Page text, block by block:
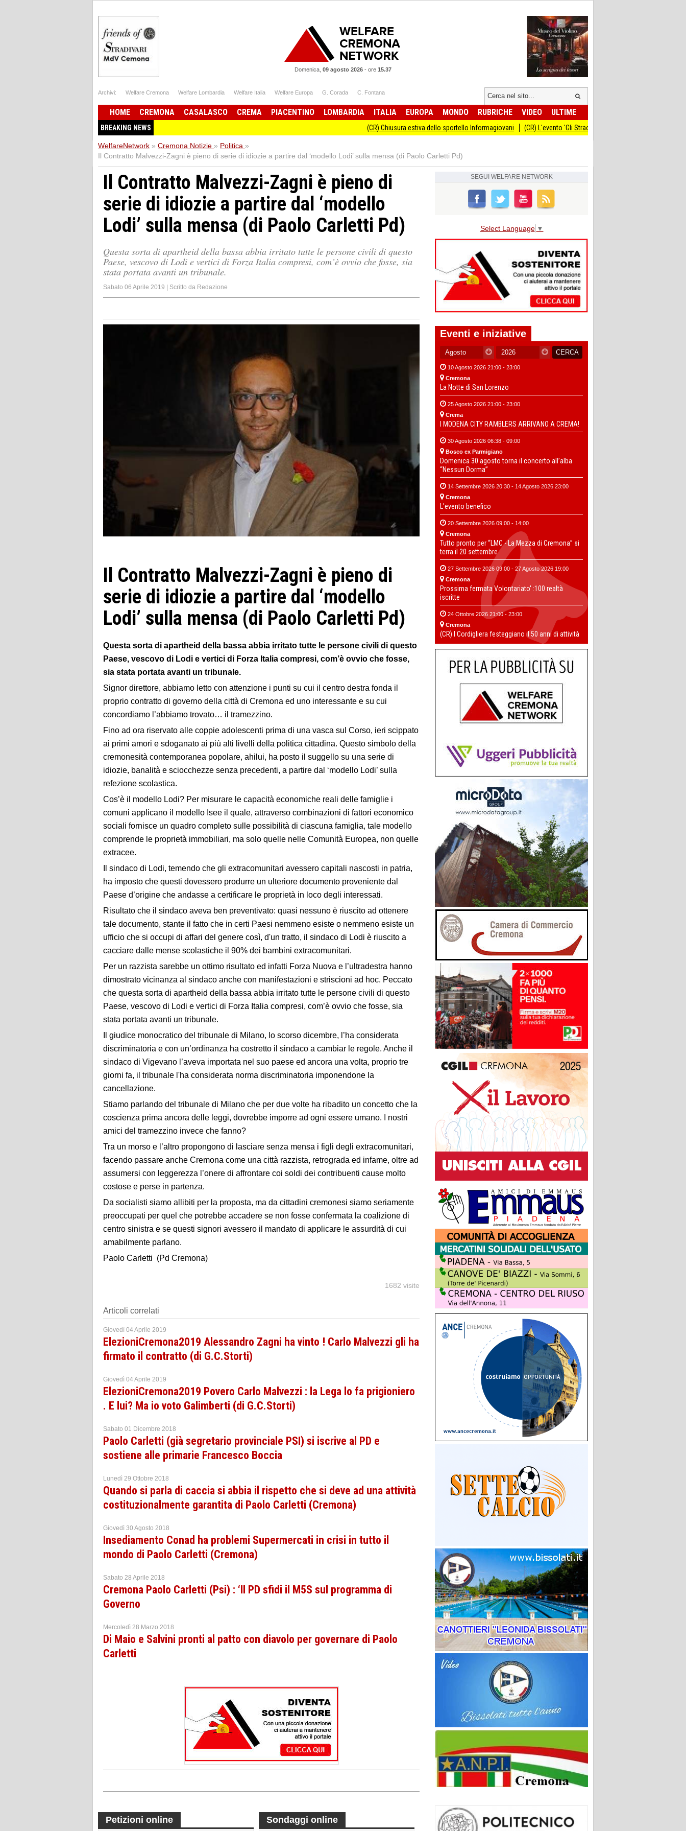
Domenica, 09 agosto 2026 - ore 15.37
Archivi: Welfare Cremona Welfare Lombardia Welfare Italia Welfare Europa G. Corada C. Fontana
HOME CREMONA CASALASCO CREMA PIACENTINO LOMBARDIA ITALIA EUROPA MONDO RUBRICHE VIDEO ULTIME
BREAKING NEWS (CR) Chiusura estiva dello sportello Informagiovani (CR) L'evento 'Gli Straordinari' con Carlo Cracco anticipato al 14
WelfareNetwork » Cremona Notizie » Politica »
Il Contratto Malvezzi-Zagni è pieno di serie di idiozie a partire dal ‘modello Lodi’ sulla mensa (di Paolo Carletti Pd)
Il Contratto Malvezzi-Zagni è pieno di
serie di idiozie a partire dal ‘modello
Lodi’ sulla mensa (di Paolo Carletti Pd)
Questa sorta di apartheid della bassa abbia irritato tutte le persone civili di questo
Paese, vescovo di Lodi e vertici di Forza Italia compresi, com’è ovvio che fosse, sia
stata portata avanti un tribunale.
Sabato 06 Aprile 2019 | Scritto da Redazione
Il Contratto Malvezzi-Zagni è pieno di
serie di idiozie a partire dal ‘modello
Lodi’ sulla mensa (di Paolo Carletti Pd)
Questa sorta di apartheid della bassa abbia irritato tutte le persone civili di questo
Paese, vescovo di Lodi e vertici di Forza Italia compresi, com’è ovvio che fosse,
sia stata portata avanti un tribunale.
Signor direttore, abbiamo letto con attenzione i punti su cui il centro destra fonda il
proprio contratto di governo della città di Cremona ed uno interessante e su cui
concordiamo l’abbiamo trovato… il tramezzino.
Fino ad ora riservato alle coppie adolescenti prima di una vasca sul Corso, ieri scippato
ai primi amori e sdoganato ai più alti livelli della politica cittadina. Questo simbolo della
cremonesità contemporanea popolare, ahilui, ha posto il suggello su una serie di
idiozie, banalità e sciocchezze senza precedenti, a partire dal ‘modello Lodi’ sulla
refezione scolastica.
Cos’è il modello Lodi? Per misurare le capacità economiche reali delle famiglie i
comuni applicano il modello Isee il quale, attraverso combinazioni di fattori economico
sociali fornisce un quadro completo sulle possibilità di ciascuna famiglia, tale modello
comprende le proprietà immobiliari, ma solo quelle nelle Comunità Europea, non quelle
extracee.
Il sindaco di Lodi, temendo che gli extracomunitari avessero capitali nascosti in patria,
ha imposto che questi dovessero produrre un ulteriore documento proveniente dal
Paese d’origine che andasse a certificare le proprietà in loco degli interessati.
Risultato che il sindaco aveva ben preventivato: quasi nessuno è riuscito ad ottenere
tale documento, stante il fatto che in certi Paesi nemmeno esiste o nemmeno esiste un
ufficio che si occupi di affari del genere così, d'un tratto, il sindaco di Lodi è riuscito a
cacciare dalle mense scolastiche il 90% dei bambini extracomunitari.
Per un razzista sarebbe un ottimo risultato ed infatti Forza Nuova e l’ultradestra hanno
dimostrato vicinanza al sindaco anche con manifestazioni e striscioni ad hoc. Peccato
che questa sorta di apartheid della bassa abbia irritato tutte le persone civili di questo
Paese, vescovo di Lodi e vertici di Forza Italia compresi, com’è ovvio che fosse, sia
stata portata avanti un tribunale.
Il giudice monocratico del tribunale di Milano, lo scorso dicembre, l’ha considerata
discriminatoria e con un’ordinanza ha costretto il sindaco a cambiar le regole. Anche il
sindaco di Vigevano l’aveva importata nel suo paese ed ancora una volta, proprio tre
giorni fa, il tribunale l'ha considerata norma discriminatoria imponendone la
cancellazione.
Stiamo parlando del tribunale di Milano che per due volte ha ribadito un concetto che la
coscienza prima ancora delle leggi, dovrebbe imporre ad ogni essere umano. I nostri
amici del tramezzino invece che fanno?
Tra un morso e l’altro propongono di lasciare senza mensa i figli degli extracomunitari,
facendo passare anche Cremona come una città razzista, retrograda ed infame, oltre ad
assumersi con leggerezza l’onere di affrontare coi soldi dei contribuenti cause molto
costose e perse in partenza.
Da socialisti siamo allibiti per la proposta, ma da cittadini cremonesi siamo seriamente
preoccupati per quel che potrebbe accadere se non fosse confermata la coalizione di
centro sinistra e se questi signori avessero il mandato di applicare le assurdità di cui
amabilmente parlano.
Paolo Carletti (Pd Cremona)
1682 visite
Articoli correlati
Giovedì 04 Aprile 2019
ElezioniCremona2019 Alessandro Zagni ha vinto ! Carlo Malvezzi gli ha
firmato il contratto (di G.C.Storti)
Giovedì 04 Aprile 2019
ElezioniCremona2019 Povero Carlo Malvezzi : la Lega lo fa prigioniero
. E lui? Ma io voto Galimberti (di G.C.Storti)
Sabato 01 Dicembre 2018
Paolo Carletti (già segretario provinciale PSI) si iscrive al PD e
sostiene alle primarie Francesco Boccia
Lunedì 29 Ottobre 2018
Quando si parla di caccia si abbia il rispetto che si deve ad una attività
costituzionalmente garantita di Paolo Carletti (Cremona)
Giovedì 30 Agosto 2018
Insediamento Conad ha problemi Supermercati in crisi in tutto il
mondo di Paolo Carletti (Cremona)
Sabato 28 Aprile 2018
Cremona Paolo Carletti (Psi) : ‘Il PD sfidi il M5S sul programma di
Governo
Mercoledì 28 Marzo 2018
Di Maio e Salvini pronti al patto con diavolo per governare di Paolo
Carletti
Petizioni online Sondaggi online
SEGUI WELFARE NETWORK
Select Language ▼
Eventi e iniziative
10 Agosto 2026 21:00 - 23:00
Cremona
La Notte di San Lorenzo
25 Agosto 2026 21:00 - 23:00
Crema
I MODENA CITY RAMBLERS ARRIVANO A CREMA!
30 Agosto 2026 06:38 - 09:00
Bosco ex Parmigiano
Domenica 30 agosto torna il concerto all’alba
“Nessun Dorma”
14 Settembre 2026 20:30 - 14 Agosto 2026 23:00
Cremona
L'evento benefico
20 Settembre 2026 09:00 - 14:00
Cremona
Tutto pronto per “LMC - La Mezza di Cremona” si
terra il 20 settembre
27 Settembre 2026 09:00 - 27 Agosto 2026 19:00
Cremona
Prossima fermata Volontariato' :100 realtà
iscritte
24 Ottobre 2026 21:00 - 23:00
Cremona
(CR) I Cordigliera festeggiano il 50 anni di attività